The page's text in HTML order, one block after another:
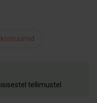
tellimustel